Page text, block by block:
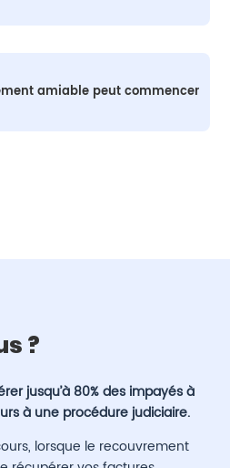
amiable peut commencer
?
jusqu’à 80% des impayés à
à une procédure judiciaire.
lorsque le recouvrement